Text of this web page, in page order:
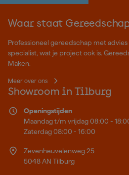
Waar staat
Professioneel gereedschap met
specialist, wat je project ook is.
Maken.
Meer over ons
Showroom in Tilburg
Openingstijden
Maandag t/m vrijdag 08:00 -
Zaterdag 08:00 - 16:00
Zevenheuvelenweg 25
5048 AN Tilburg